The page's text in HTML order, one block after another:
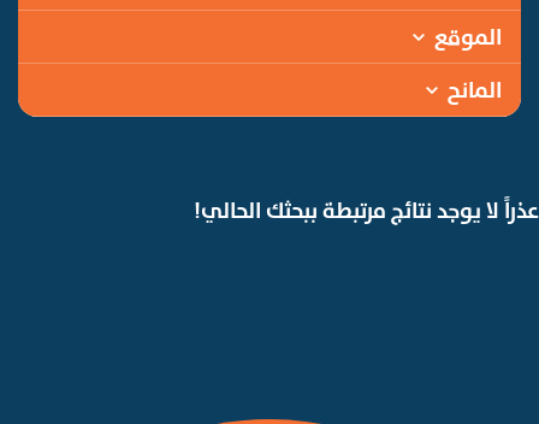
الموقع
المانح
عذراً لا يوجد نتائج مرتبطة ببحثك الحالي!